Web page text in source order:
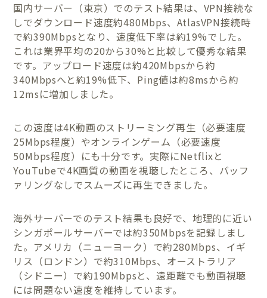
国内サーバー（東京）でのテスト結果は、VPN接続な
しでダウンロード速度約480Mbps、AtlasVPN接続時
で約390Mbpsとなり、速度低下率は約19%でした。
これは業界平均の20から30%と比較して優秀な結果
です。アップロード速度は約420Mbpsから約
340Mbpsへと約19%低下、Ping値は約8msから約
12msに増加しました。
この速度は4K動画のストリーミング再生（必要速度
25Mbps程度）やオンラインゲーム（必要速度
50Mbps程度）にも十分です。実際にNetflixと
YouTubeで4K画質の動画を視聴したところ、バッフ
ァリングなしでスムーズに再生できました。
海外サーバーでのテスト結果も良好で、地理的に近い
シンガポールサーバーでは約350Mbpsを記録しまし
た。アメリカ（ニューヨーク）で約280Mbps、イギ
リス（ロンドン）で約310Mbps、オーストラリア
（シドニー）で約190Mbpsと、遠距離でも動画視聴
には問題ない速度を維持しています。